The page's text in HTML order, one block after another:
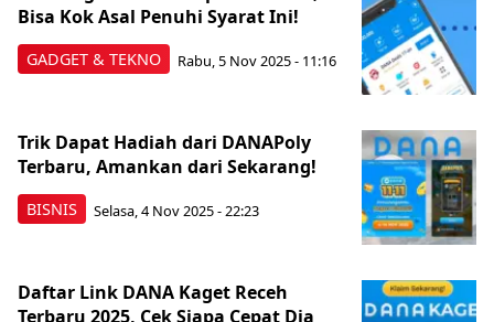
GADGET & TEKNO
Bisa Kok Asal Penuhi Syarat Ini!
Rabu, 5 Nov 2025 - 11:16
BISNIS
Trik Dapat Hadiah dari DANAPoly
Terbaru, Amankan dari Sekarang!
Selasa, 4 Nov 2025 - 22:23
Daftar Link DANA Kaget Receh
Terbaru 2025, Cek Siapa Cepat Dia